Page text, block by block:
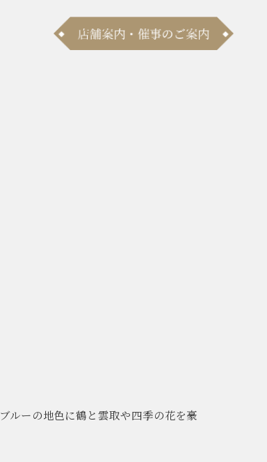
ルーの地色に鶴と雲取や四季の花を豪